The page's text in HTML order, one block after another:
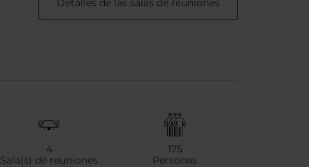
Detalles de las salas de reuniones
4
Sala(s) de reuniones
175
Personas